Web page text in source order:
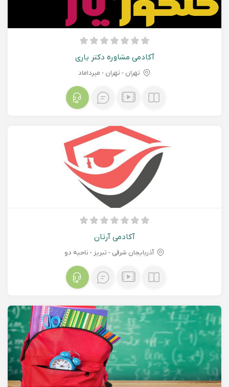
آکادمی مشاوره دکتر یاری
تهران - تهران - میرداماد
آکادمی آرتان
آذربایجان شرقی - تبريز - ناحیه دو